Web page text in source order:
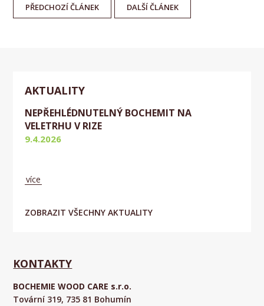
PŘEDCHOZÍČLÁNEK DALŠÍČLÁNEK
AKTUALITY
ZOBRAZIT VŠECHNY AKTUALITY
NEPŘEHLÉDNUTELNÝ BOCHEMIT NA
VELETRHU V RIZE
9.4.2026
více
KONTAKTY
BOCHEMIE WOOD CARE s.r.o.
Tovární 319, 735 81 Bohumín